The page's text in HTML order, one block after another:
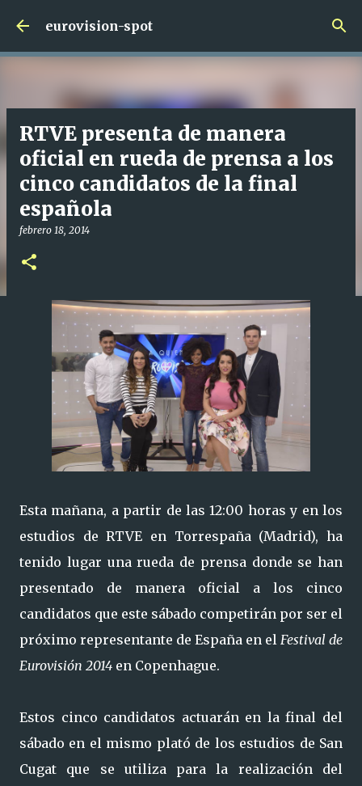
Ir al contenido principal
eurovision-spot
RTVE presenta de manera
oficial en rueda de prensa a los
cinco candidatos de la final
española
febrero 18, 2014
Esta mañana, a partir de las 12:00 horas y en los
estudios de RTVE en Torrespaña (Madrid), ha
tenido lugar una rueda de prensa donde se han
presentado de manera oficial a los cinco
candidatos que este sábado competirán por ser el
próximo representante de España en el Festival de
Eurovisión 2014 en Copenhague.
Estos cinco candidatos actuarán en la final del
sábado en el mismo plató de los estudios de San
Cugat que se utiliza para la realización del